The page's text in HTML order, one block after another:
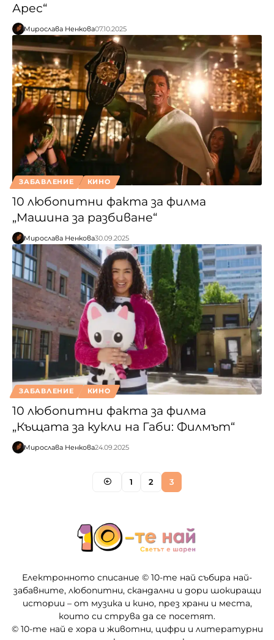
Арес“
Мирослава Ненкова07.10.2025
ЗАБАВЛЕНИЕ КИНО
10 любопитни факта за филма
„Машина за разбиване“
Мирослава Ненкова30.09.2025
ЗАБАВЛЕНИЕ КИНО
10 любопитни факта за филма
„Къщата за кукли на Габи: Филмът“
Мирослава Ненкова24.09.2025
1 2 3
Електронното списание © 10-те най събира най-
забавните, любопитни, скандални и дори шокиращи
истории – от музика и кино, през храни и места,
които си струва да се посетят.
© 10-те най е хора и животни, цифри и литературни